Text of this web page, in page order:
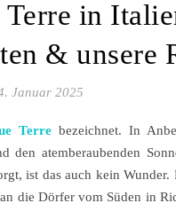
in
& unsere
Januar 2025
Terre bezeichnet. In
den atemberaubenden
ist das auch kein
die Dörfer vom Süden in